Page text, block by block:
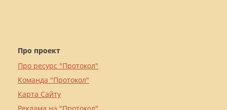
Про проект
Про ресурс "Протокол"
Команда "Протокол"
Карта Сайту